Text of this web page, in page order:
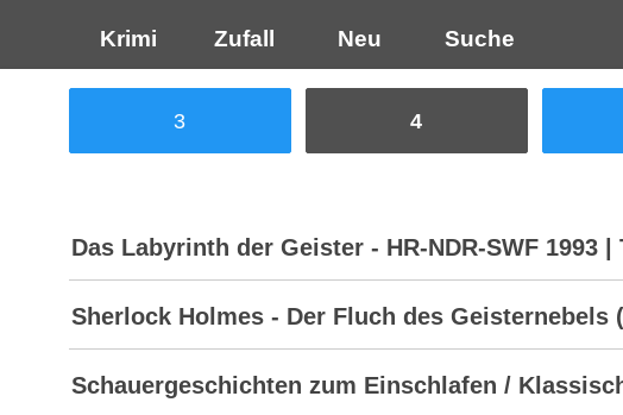
Krimi Zufall Neu Suche
3 4
Das Labyrinth der Geister - HR-NDR-SWF 1993
Sherlock Holmes - Der Fluch des Geisternebels
Schauergeschichten zum Einschlafen /